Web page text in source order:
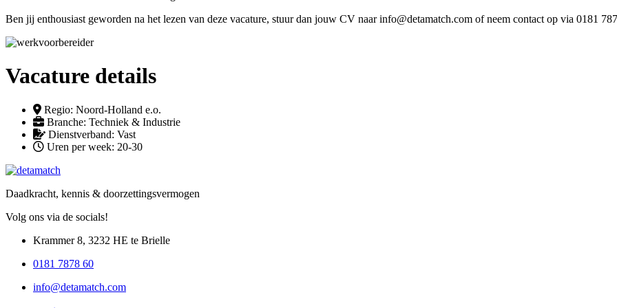
Ben jij enthousiast geworden na het lezen van deze vacature, stuur dan jouw CV naar info@detamatch.com of neem contact op via 0181
Vacature details
Regio: Noord-Holland e.o.
Branche: Techniek & Industrie
Dienstverband: Vast
Uren per week: 20-30
Daadkracht, kennis & doorzettingsvermogen
Volg ons via de socials!
Krammer 8, 3232 HE te Brielle
0181 7878 60
info@detamatch.com